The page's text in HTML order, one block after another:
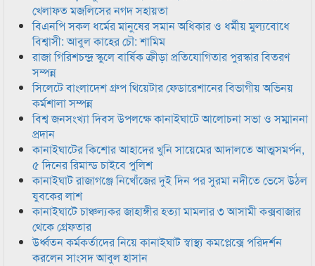
খেলাফত মজলিসের নগদ সহায়তা
বিএনপি সকল ধর্মের মানুষের সমান অধিকার ও ধর্মীয় মুল্যবোধে
বিশ্বাসী: আবুল কাহের চৌ: শামিম
রাজা গিরিশচন্দ্র স্কুলে বার্ষিক ক্রীড়া প্রতিযোগিতার পুরস্কার বিতরণ
সম্পন্ন
সিলেটে বাংলাদেশ গ্রুপ থিয়েটার ফেডারেশানের বিভাগীয় অভিনয়
কর্মশালা সম্পন্ন
বিশ্ব জনসংখ্যা দিবস উপলক্ষে কানাইঘাটে আলোচনা সভা ও সম্মাননা
প্রদান
কানাইঘাটের কিশোর আহাদের খুনি সায়েমের আদালতে আত্মসমর্পন,
৫ দিনের রিমান্ড চাইবে পুলিশ
কানাইঘাট রাজাগঞ্জে নিখোঁজের দুই দিন পর সুরমা নদীতে ভেসে উঠল
যুবকের লাশ
কানাইঘাটে চাঞ্চল্যকর জাহাঙ্গীর হত্যা মামলার ৩ আসামী কক্সবাজার
থেকে গ্রেফতার
উর্ধ্বতন কর্মকর্তাদের নিয়ে কানাইঘাট স্বাস্থ্য কমপ্লেক্সে পরিদর্শন
করলেন সাংসদ আবুল হাসান